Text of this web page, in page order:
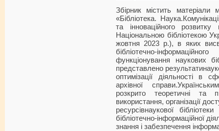
Збірник містить матеріали
«Бібліотека.
та інноваційного розвитку
Національною бібліотекою
жовтня 2023 р.), в яких
бібліотечно-
функціонування наукових
представлено
оптимізації діяльності в
архівної
розкрито теоретичні та
використання, організації
ресурсівнаукової
бібліотечно-інформаційної
знання і забезпечення